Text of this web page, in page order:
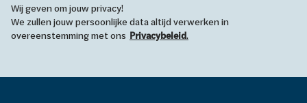
Wij geven om jouw privacy!
We zullen jouw persoonlijke data altijd verwerken in
overeenstemming met ons Privacybeleid.